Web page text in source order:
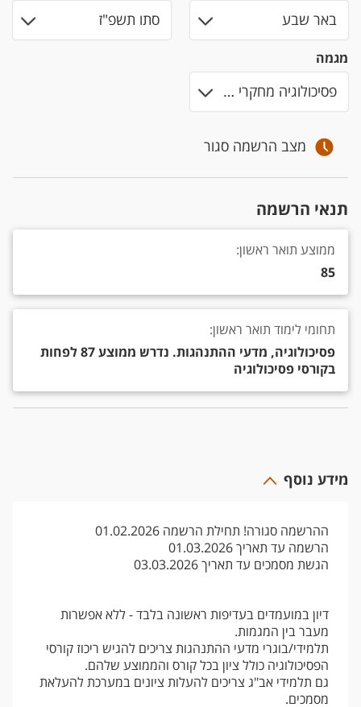
מגמה
מצב הרשמה סגור
תנאי הרשמה
ממוצע תואר ראשון: 85
ממוצע תואר ראשון:
85
תחומי לימוד תואר ראשון: פסיכולוגיה, מדעי ההתנהגות. נדרש ממוצע 87 לפחות בקורסי
תחומי לימוד תואר ראשון:
פסיכולוגיה, מדעי ההתנהגות. נדרש ממוצע 87 לפחות
בקורסי פסיכולוגיה
מידע נוסף
ההרשמה סגורה! תחילת הרשמה 01.02.2026
הרשמה עד תאריך 01.03.2026
הגשת מסמכים עד תאריך 03.03.2026
דיון במועמדים בעדיפות ראשונה בלבד - ללא אפשרות
מעבר בין המגמות.
תלמידי/בוגרי מדעי ההתנהגות צריכים להגיש ריכוז קורסי
הפסיכולוגיה כולל ציון בכל קורס והממוצע שלהם.
גם תלמידי אב"ג צריכים להעלות ציונים במערכת להעלאת
מסמכים.